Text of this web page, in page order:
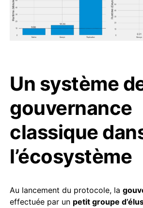
Un système
gouvernance
classique
l’écosystème
Au lancement du protocole, la
effectuée par un petit groupe